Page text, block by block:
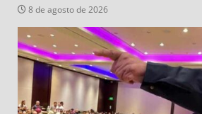
8 de agosto de 2026